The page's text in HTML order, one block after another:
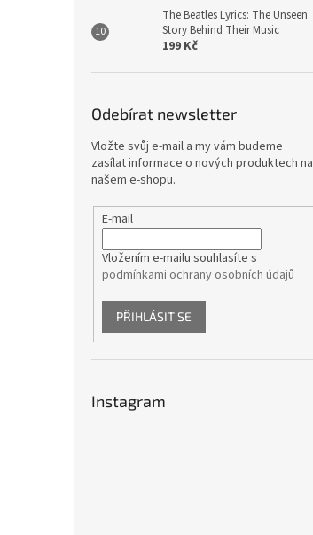
The Beatles Lyrics: The Unseen
Story Behind Their Music
199 Kč
Odebírat newsletter
Vložte svůj e-mail a my vám budeme
zasílat informace o nových produktech na
našem e-shopu.
E-mail
Vložením e-mailu souhlasíte s
podmínkami ochrany osobních údajů
PŘIHLÁSIT SE
Instagram